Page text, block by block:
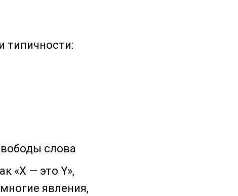
типичности:
слова
«Х — это Y»,
явления,